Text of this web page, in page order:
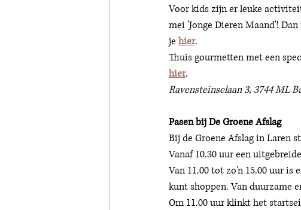
Voor kids zijn er leuke
mei 'Jonge Dieren Maand'!
je hier.
Thuis gourmetten met een
hier.
Ravensteinselaan 3, 3744 ML
Pasen bij De Groene Afslag
Bij de Groene Afslag in Laren
Vanaf 10.30 uur een
Van 11.00 tot zo'n 15.00 uur is
kunt shoppen. Van duurzame
Om 11.00 uur klinkt het